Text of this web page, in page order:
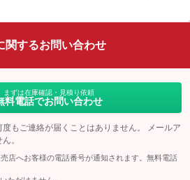
関するお問い合わせ
まずは在庫確認・見積り依頼
料電話でお問い合わせ
もご連絡が届くことはありません。 メールア
。
店へお客様の電話番号が通知されます。無料電話